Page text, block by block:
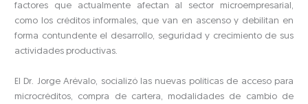
factores que actualmente afectan al sector microempresarial,
como los créditos informales, que van en ascenso y debilitan en
forma contundente el desarrollo, seguridad y crecimiento de sus
actividades productivas.
El Dr. Jorge Arévalo, socializó las nuevas políticas de acceso para
microcréditos, compra de cartera, modalidades de cambio de